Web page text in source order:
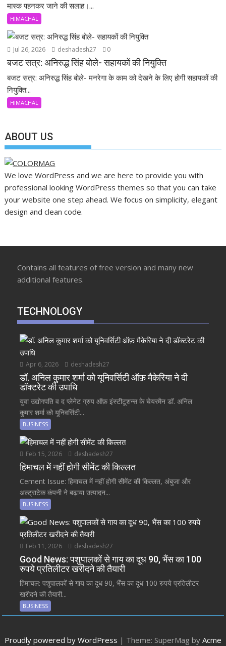
मास्क पहनकर जाने की सलाह।...
HIMACHAL
Jul 26, 2026 deshadesh27 0
बजट सत्र: अनिरुद्ध सिंह बोले- सहायकों की नियुक्ति
बजट सत्र: अनिरुद्ध सिंह बोले- मनरेगा के काम को देखने के लिए होगी सहायकों की
नियुक्ति...
HIMACHAL
ABOUT US
We love WordPress and we are here to provide you with
professional looking WordPress themes so that you can take
your website one step ahead. We focus on simplicity, elegant
design and clean code.
Contains all features of free version and many new
additional features.
TECHNOLOGY
Apr 6, 2026 deshadesh27
डॉ. अनिल कुमार शर्मा को यूनिवर्सिटी ऑफ़ मैकेरिया ने दी
डॉक्टरेट की उपाधि
युवा उद्योगपति व द प्लेनेट ग्रुप ऑफ़ इंस्टीटूशन्स के चेयरमैन डॉ. अनिल
कुमार शर्मा को यूनिवर्सिटी...
BUSINESS
Feb 15, 2026 deshadesh27
हिमाचल में नहीं होगी सीमेंट की किल्लत
Cement Issue: हिमाचल में नहीं होगी सीमेंट की किल्लत, अंबुजा और
अल्ट्राटेक कंपनी ने बढ़ाया उत्पादन...
BUSINESS
Feb 11, 2026 deshadesh27
Good News: पशुपालकों से गाय का दूध 90, भैंस का 100
रुपये प्रतिलीटर खरीदने की तैयारी
हिमाचल: पशुपालकों से गाय का दूध 90, भैंस का दूध 100 रुपये प्रतिलीटर
खरीदने की तैयारी...
BUSINESS
Proudly powered by WordPress | Theme: SuperMag by Acme